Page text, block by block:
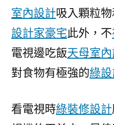
室內設計吸入顆粒
設計家豪宅此外，不
電視邊吃飯天母室
對食物有極強的綠
看電視時綠裝修設計